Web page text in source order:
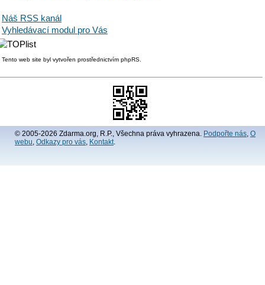
Náš RSS kanál
Vyhledávací modul pro Vás
Tento web site byl vytvořen prostřednictvím phpRS.
© 2005-2026 Zdarma.org, R.P., Všechna práva vyhrazena. Podpořte nás O
webu Odkazy pro vás Kontakt.